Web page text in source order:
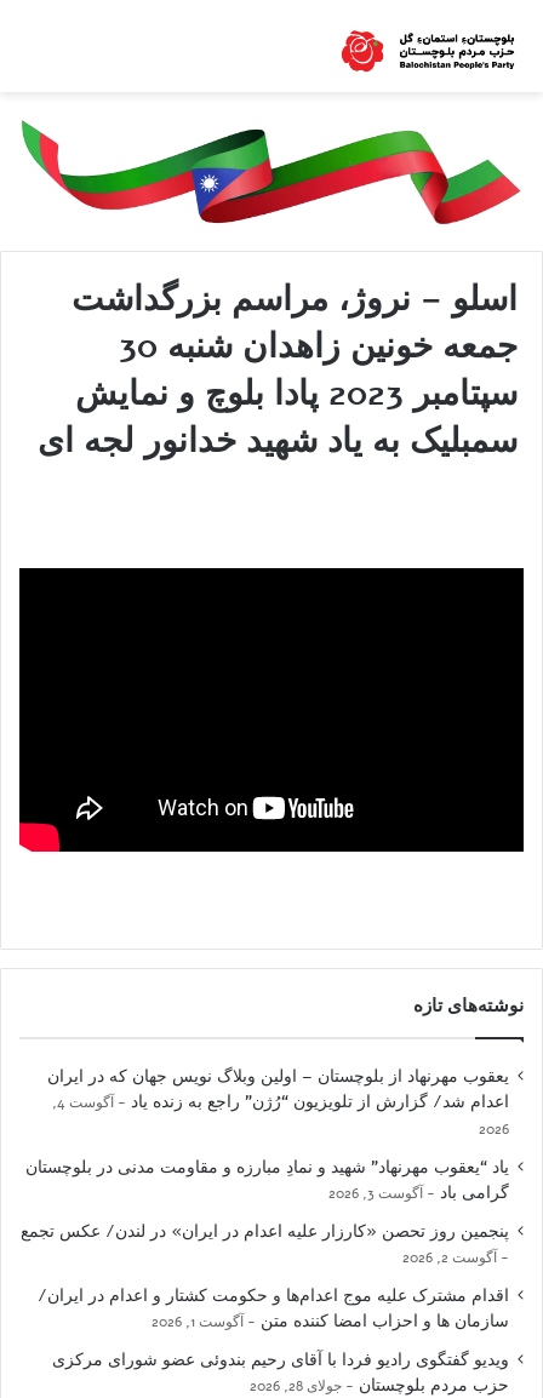
اسلو – نروژ، مراسم بزرگداشت
جمعه خونین زاهدان شنبه 30
سپتامبر 2023 پادا بلوچ و نمايش
سمبلیک به یاد شهید خدانور لجه ای
نوشته‌های تازه
یعقوب مهرنهاد از بلوچستان – اولین وبلاگ نویس جهان که در ایران
اعدام شد/ گزارش از تلویزیون “رُژن” راجع به زنده یاد
آگوست 4,
2026
یاد “یعقوب مهرنهاد” شهید و نمادِ مبارزه و مقاومت مدنی در بلوچستان
گرامی باد
آگوست 3, 2026
پنجمین روز تحصن «کارزار علیه اعدام در ایران» در لندن/ عکس تجمع
آگوست 2, 2026
اقدام مشترک علیه موج اعدام‌ها و حکومت کشتار و اعدام در ایران/
سازمان ها و احزاب امضا کننده متن
آگوست 1, 2026
ویدیو گفتگوی رادیو فردا با آقای رحیم بندوئی عضو شورای مرکزی
حزب مردم بلوچستان
جولای 28, 2026